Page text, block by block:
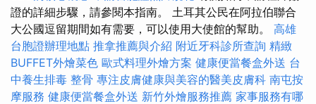
證的詳細步驟，請參閱本指南。 土耳其公民在阿拉伯聯合
大公國逗留期間如有需要，可以使用大使館的幫助。 高雄
台胞證辦理地點 推拿推薦與介紹 附近牙科診所查詢 精緻
BUFFET外燴菜色 歐式料理外燴方案 健康便當餐盒外送 台
中養生排毒 整骨 專注皮膚健康與美容的醫美皮膚科 南屯按
摩服務 健康便當餐盒外送 新竹外燴服務推薦 家事服務有哪